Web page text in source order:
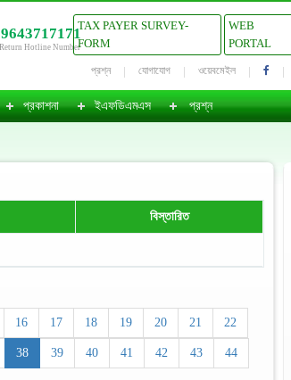
Hotline Number
TAX PAYER SURVEY-
FORM
WEB
PORTAL
প্রশ্ন যোগাযোগ ওয়েবমেইল
প্রকাশনা ইএফডিএমএস প্রশ্ন
বিস্তারিত
16 17 18 19 20 21 22
38 39 40 41 42 43 44